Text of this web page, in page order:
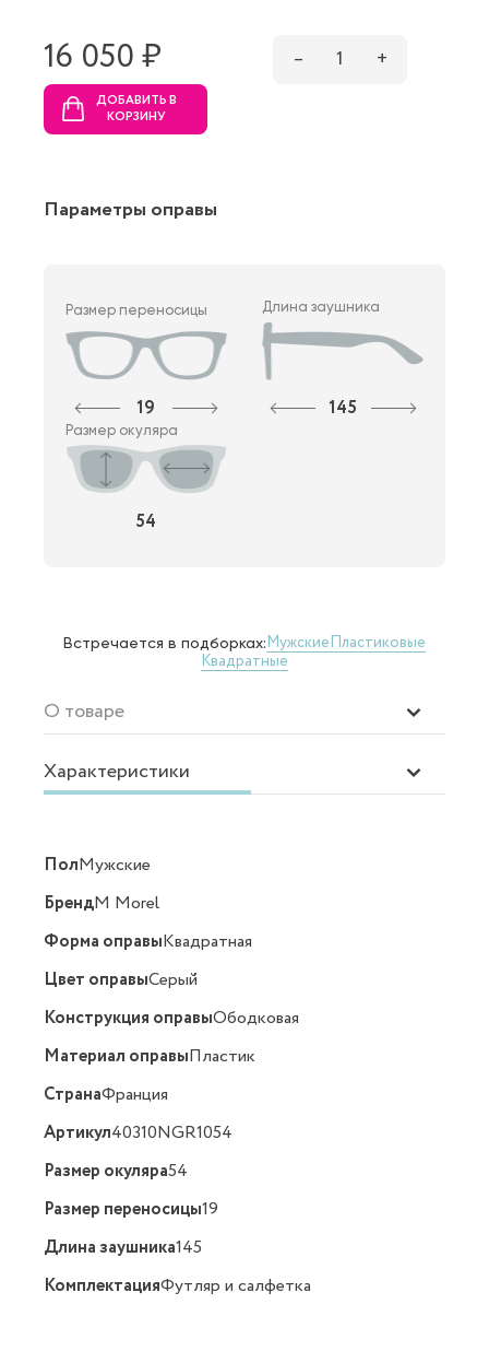
16 050 ₷ – 1 +
ДОБАВИТЬ В
КОРЗИНУ
Параметры оправы
Размер переносицы
19
Длина заушника
145
Размер окуляра
54
Встречается в подборках:МужскиеПластиковые
Квадратные
О товаре
Характеристики
ПолМужские
БрендM Morel
Форма оправыКвадратная
Цвет оправыСерый
Конструкция оправыОбодковая
Материал оправыПластик
СтранаФранция
Артикул40310NGR1054
Размер окуляра54
Размер переносицы19
Длина заушника145
КомплектацияФутляр и салфетка